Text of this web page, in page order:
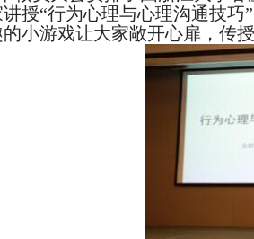
授“行为心理与心理沟通技
小游戏让大家敞开心扉，传